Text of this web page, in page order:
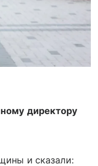
директору
и сказали: